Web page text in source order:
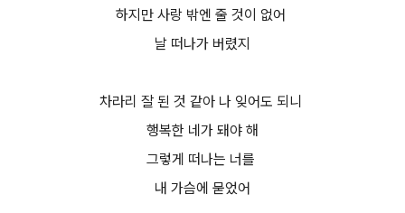
하지만 사랑 밖엔 줄 것이 없어
날 떠나가 버렸지
차라리 잘 된 것 같아 나 잊어도 되니
행복한 네가 돼야 해
그렇게 떠나는 너를
내 가슴에 묻었어